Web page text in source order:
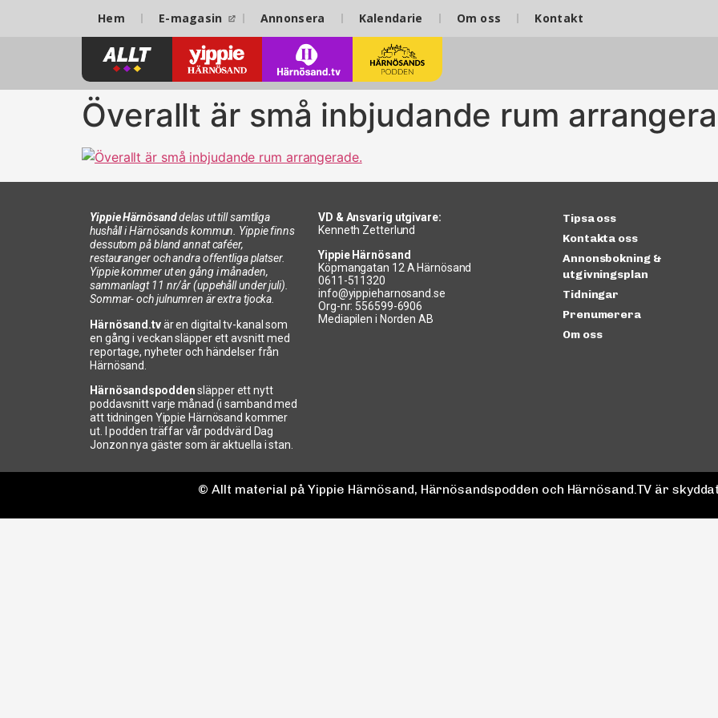
Hem E-magasin Annonsera Kalendarie Om oss Kontakt
Överallt är små inbjudande rum
Yippie Härnösanddelas ut till samtliga
hushåll i Härnösands kommun. Yippie finns
dessutom på bland annat caféer,
restauranger och andra offentliga platser.
Yippie kommer ut en gång i månaden,
sammanlagt 11 nr/år (uppehåll under juli).
Sommar- och julnumren är extra tjocka.
Härnösand.tvär en digital tv-kanal som
en gång i veckan släpper ett avsnitt med
reportage, nyheter och händelser från
Härnösand.
Härnösandspoddensläpper ett nytt
poddavsnitt varje månad (i samband med
att tidningen Yippie Härnösand kommer
ut. I podden träffar vår poddvärd Dag
Jonzon nya gäster som är aktuella i stan.
VD & Ansvarig utgivare:
Kenneth Zetterlund
Yippie Härnösand
Köpmangatan 12 A Härnösand
0611-511320
info@yippieharnosand.se
Org-nr: 556599-6906
Mediapilen i Norden AB
Tipsa oss
Kontakta oss
Annonsbokning &
utgivningsplan
Tidningar
Prenumerera
Om oss
© Allt material på Yippie Härnösand, Härnösandspodden och Härnösand.TV är